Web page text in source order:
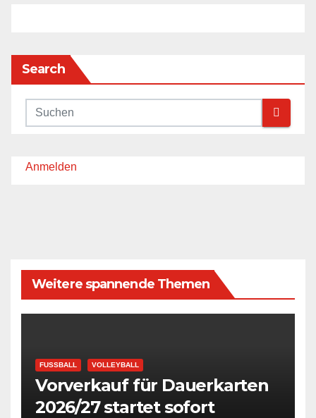
Search
Anmelden
Weitere spannende Themen
FUSSBALL VOLLEYBALL
Vorverkauf für Dauerkarten
2026/27 startet sofort